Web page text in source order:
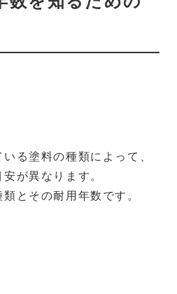
る塗料の種類によって、
が異なります。
とその耐用年数です。